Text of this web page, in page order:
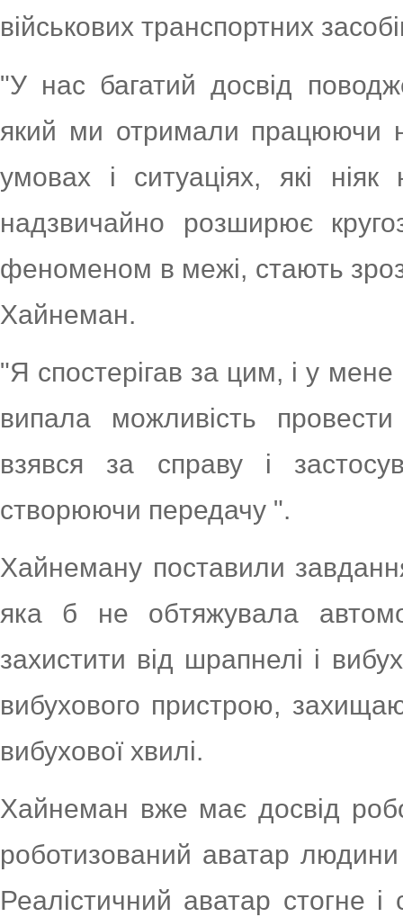
військових транспортних
"У нас багатий досвід
який ми отримали працюючи
умовах і ситуаціях, які
надзвичайно розширює
феноменом в межі, стають
Хайнеман.
"Я спостерігав за цим, і у
випала можливість
взявся за справу і
створюючи передачу ".
Хайнеману поставили
яка б не обтяжувала
захистити від шрапнелі і
вибухового пристрою,
вибухової хвилі.
Хайнеман вже має досвід
роботизований аватар людини
Реалістичний аватар стогне